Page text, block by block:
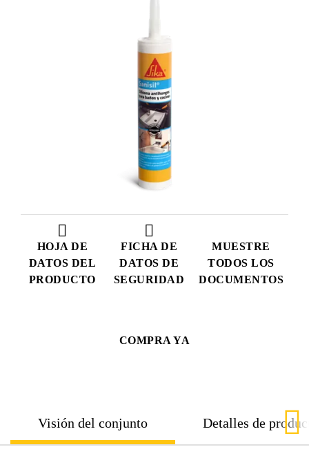
HOJA DE
DATOS DEL
PRODUCTO
FICHA DE
DATOS DE
SEGURIDAD
MUESTRE
TODOS LOS
DOCUMENTOS
COMPRA YA
Visión del conjunto Detalles de